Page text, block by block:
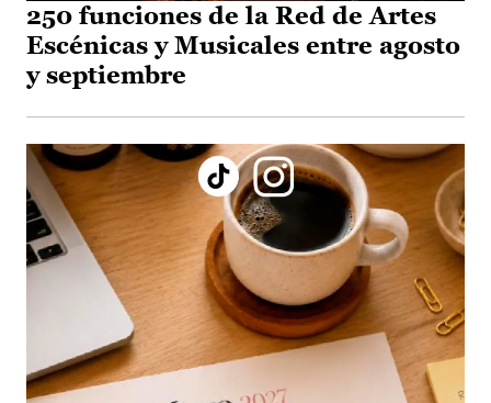
250 funciones de la Red de Artes
Escénicas y Musicales entre agosto
y septiembre